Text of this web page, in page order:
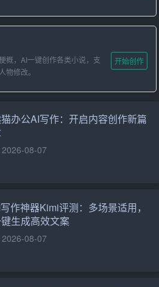
概，AI一键创作各类小说，支
物修改。
开始创作
办公AI写作：开启内容创作新篇
2026-08-07
作神器Kimi评测：多场景适用，
生成高效文案
2026-08-07